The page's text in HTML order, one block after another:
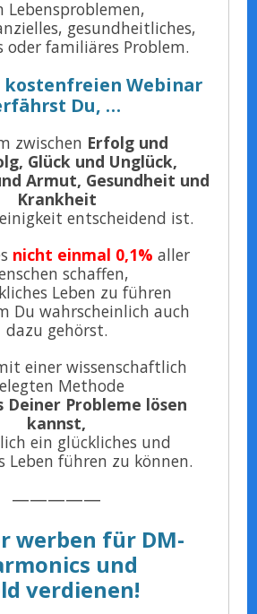
Lebensproblemen,
gesundheitliches,
oder familiäres Problem.
kostenfreien Webinar
Du, …
zwischen Erfolg und
Glück und Unglück,
Armut, Gesundheit und
Krankheit
entscheidend ist.
nicht einmal 0,1% aller
schaffen,
Leben zu führen
Du wahrscheinlich auch
dazu gehörst.
einer wissenschaftlich
Methode
Deiner Probleme lösen
kannst,
ein glückliches und
Leben führen zu können.
—————
werben für DM-
und
verdienen!